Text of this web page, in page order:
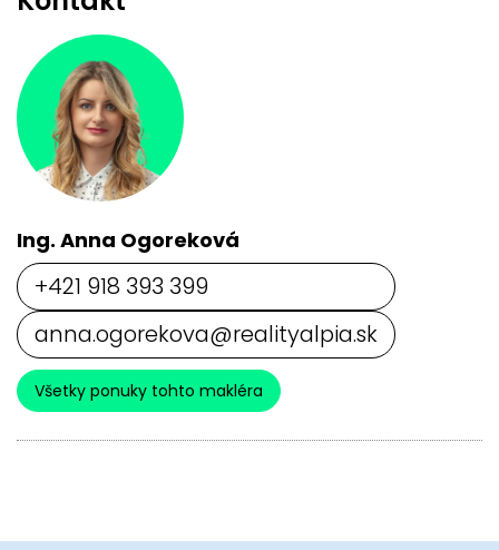
Ing. Anna Ogoreková
+421 918 393 399
anna.ogorekova@realityalpia.sk
Všetky ponuky tohto makléra